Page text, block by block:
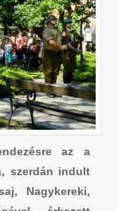
az a
szerdán indult
Nagykereki,